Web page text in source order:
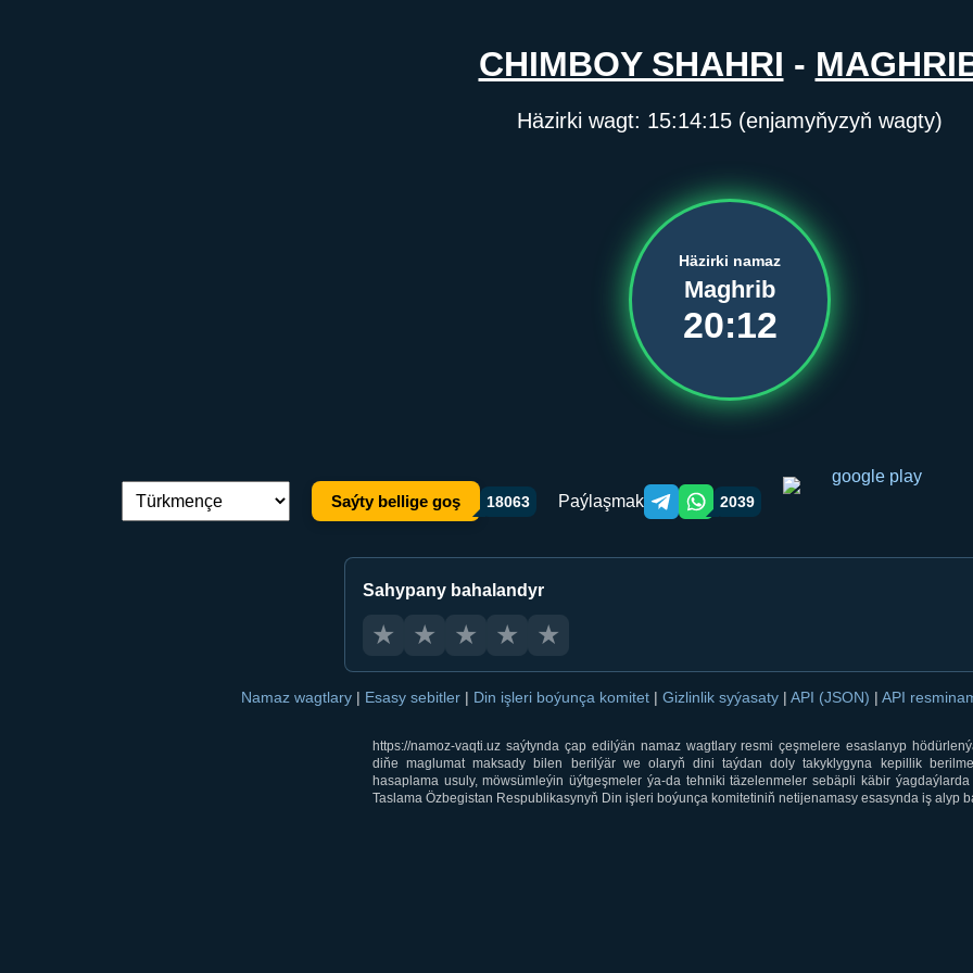
CHIMBOY SHAHRI -
Häzirki wagt: 15:14:15 (enjamyňyzyň wagty)
Häzirki namaz
Maghrib
20:12
Dil çalşyryş: Saýty bellige goş 18063 Paýlaşmak Telegram orqali ulashish
WhatsApp orqali ulashish
2039
Sahypany bahalandyr
★ ★ ★ ★ ★
Namaz wagtlary | Esasy sebitler | Din işleri boýunça komitet | Gizlinlik syýasaty | API (JSON) | API
https://namoz-vaqti.uz saýtynda çap edilýän namaz wagtlary resmi çeşmelere esaslanyp
diňe maglumat maksady bilen berilýär we olaryň dini taýdan doly takyklygyna kepillik
hasaplama usuly, möwsümleýin üýtgeşmeler ýa-da tehniki täzelenmeler sebäpli käbir
Taslama Özbegistan Respublikasynyň Din işleri boýunça komitetiniň netijenamasy esasynda iş alyp